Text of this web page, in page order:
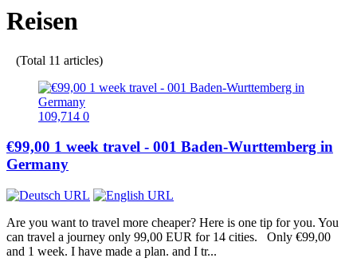
Reisen
(Total 11 articles)
109,714 0
€99,00 1 week travel - 001 Baden-Wurttemberg in
Germany
Are you want to travel more cheaper? Here is one tip for you. You
can travel a journey only 99,00 EUR for 14 cities. Only €99,00
and 1 week. I have made a plan. and I tr...